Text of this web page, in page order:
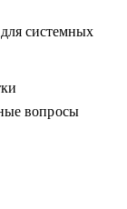
системных
вопросы